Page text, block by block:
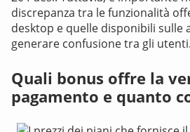
discrepanza tra le funzionalità
desktop e quelle disponibili sulle
generare confusione tra gli utenti.
Quali bonus offre la
pagamento e quanto